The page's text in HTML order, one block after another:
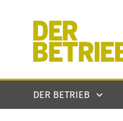
DER BETRIEB